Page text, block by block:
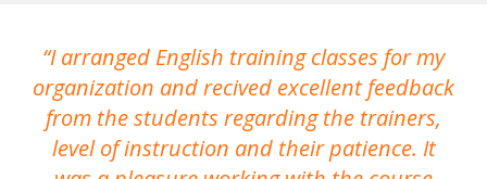
I arranged English training classes for my
organization and recived excellent feedback
from the students regarding the trainers,
level of instruction and their patience. It